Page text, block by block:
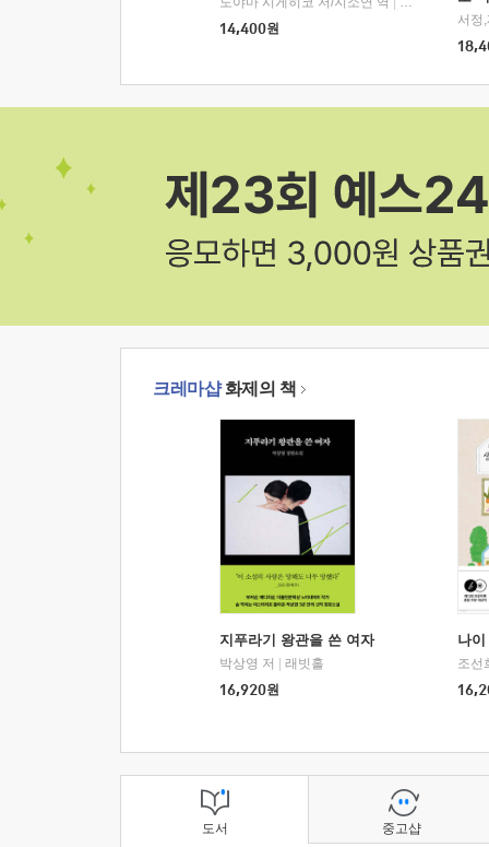
14,400원
크레마샵화제의 책
지푸라기 왕관을 쓴 여자
박상영 저
래빗홀
16,920원
나
조선
도서 중고샵